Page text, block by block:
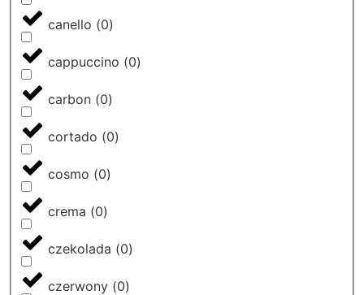
canello (0)
cappuccino (0)
carbon (0)
cortado (0)
cosmo (0)
crema (0)
czekolada (0)
czerwony (0)